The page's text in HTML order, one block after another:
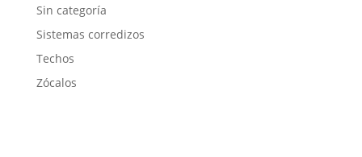
Sin categoría
Sistemas corredizos
Techos
Zócalos